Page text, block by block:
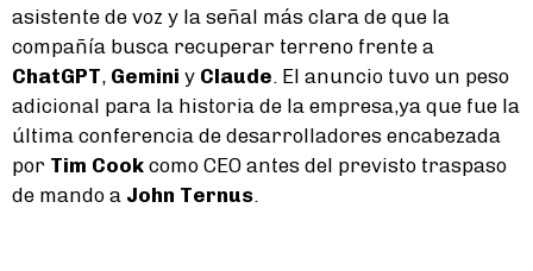
asistente de voz y la señal más clara de que la
compañía busca recuperar terreno frente a
ChatGPT, Gemini y Claude . El anuncio tuvo un peso
adicional para la historia de la empresa,ya que fue la
última conferencia de desarrolladores encabezada
por Tim Cook como CEO antes del previsto traspaso
de mando a John Ternus